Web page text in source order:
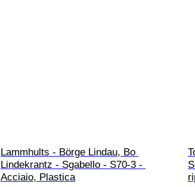
Lammhults - Börge Lindau, Bo
Lindekrantz - Sgabello - S70-3 -
Acciaio, Plastica